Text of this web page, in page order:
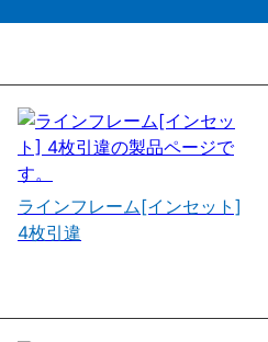
ラインフレーム[インセット]
4枚引違